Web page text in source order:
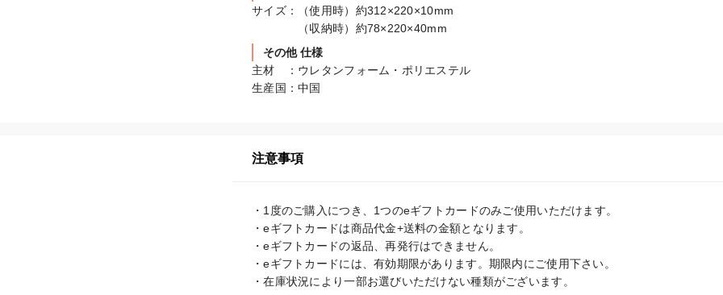
サイズ：（使用時）約312×220×10mm
（収納時）約78×220×40mm
その他 仕様
主材　：ウレタンフォーム・ポリエステル
生産国：中国
注意事項
・1度のご購入につき、1つのeギフトカードのみご使用いただけます。
・eギフトカードは商品代金+送料の金額となります。
・eギフトカードの返品、再発行はできません。
・eギフトカードには、有効期限があります。期限内にご使用下さい。
・在庫状況により一部お選びいただけない種類がございます。